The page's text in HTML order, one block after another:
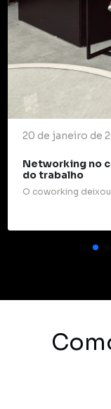
20 de janeiro de
Networking no
do trabalho